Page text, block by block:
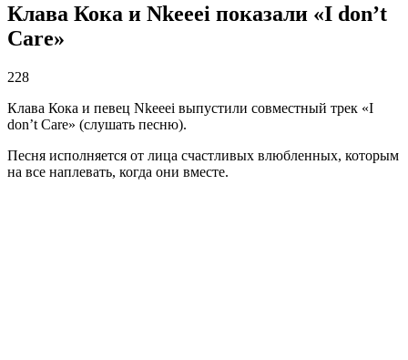
Клава Кока и Nkeeei показали «I don’t
Care»
228
Клава Кока и певец Nkeeei выпустили совместный трек «I
don’t Care» (слушать песню).
Песня исполняется от лица счастливых влюбленных, которым
на все наплевать, когда они вместе.